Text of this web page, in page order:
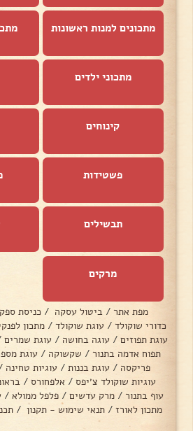
מתכונים למנות ראשונות
מתכוני ילדים
קינוחים
פשטידות
תבשילים
מרקים
מפת אתר / ביטול עסקה / כניסת
כדורי שוקולד / עוגת שוקולד / מתכון
עוגת תפוזים / עוגה בחושה / עוגת שמרים
תפוח אדמה בתנור / שקשוקה / עוגת
פריקסה / עוגת בננות / עוגיות טחינה
עוגיות שוקולד צ׳יפס / אלפחורס /
עוף בתנור / מרק עדשים / פלפל ממולא /
מתכון לאורז / תנאי שימוש - תקנון /